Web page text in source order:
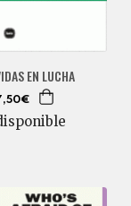
EN LUCHA